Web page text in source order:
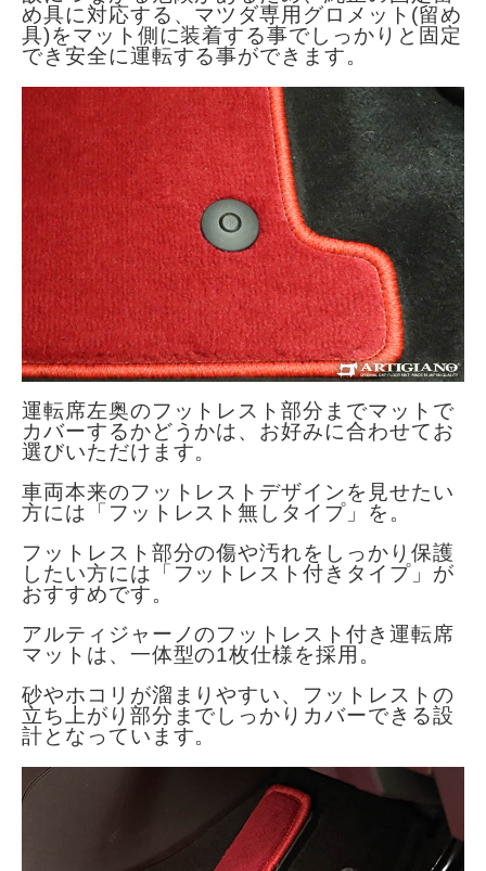
め具に対応する、マツダ専用グロメット(留め
具)をマット側に装着する事でしっかりと固定
でき安全に運転する事ができます。
運転席左奥のフットレスト部分までマットで
カバーするかどうかは、お好みに合わせてお
選びいただけます。
車両本来のフットレストデザインを見せたい
方には「フットレスト無しタイプ」を。
フットレスト部分の傷や汚れをしっかり保護
したい方には「フットレスト付きタイプ」が
おすすめです。
アルティジャーノのフットレスト付き運転席
マットは、一体型の1枚仕様を採用。
砂やホコリが溜まりやすい、フットレストの
立ち上がり部分までしっかりカバーできる設
計となっています。